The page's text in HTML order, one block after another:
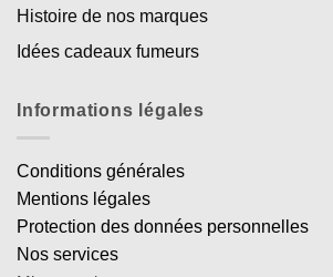
Histoire de nos marques
Idées cadeaux fumeurs
Informations légales
Conditions générales
Mentions légales
Protection des données personnelles
Nos services